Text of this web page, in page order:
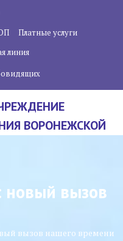
Платные услуги
линия
ВОРОНЕЖСКОЙ
новый вызов
вызов нашего времени